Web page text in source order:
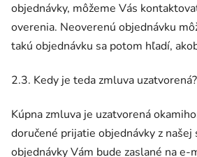
objednávky, môžeme Vás
overenia. Neoverenú objednávku
takú objednávku sa potom hľadí,
2.3. Kedy je teda zmluva uzatvorená?
Kúpna zmluva je uzatvorená
doručené prijatie objednávky z našej
objednávky Vám bude zaslané na